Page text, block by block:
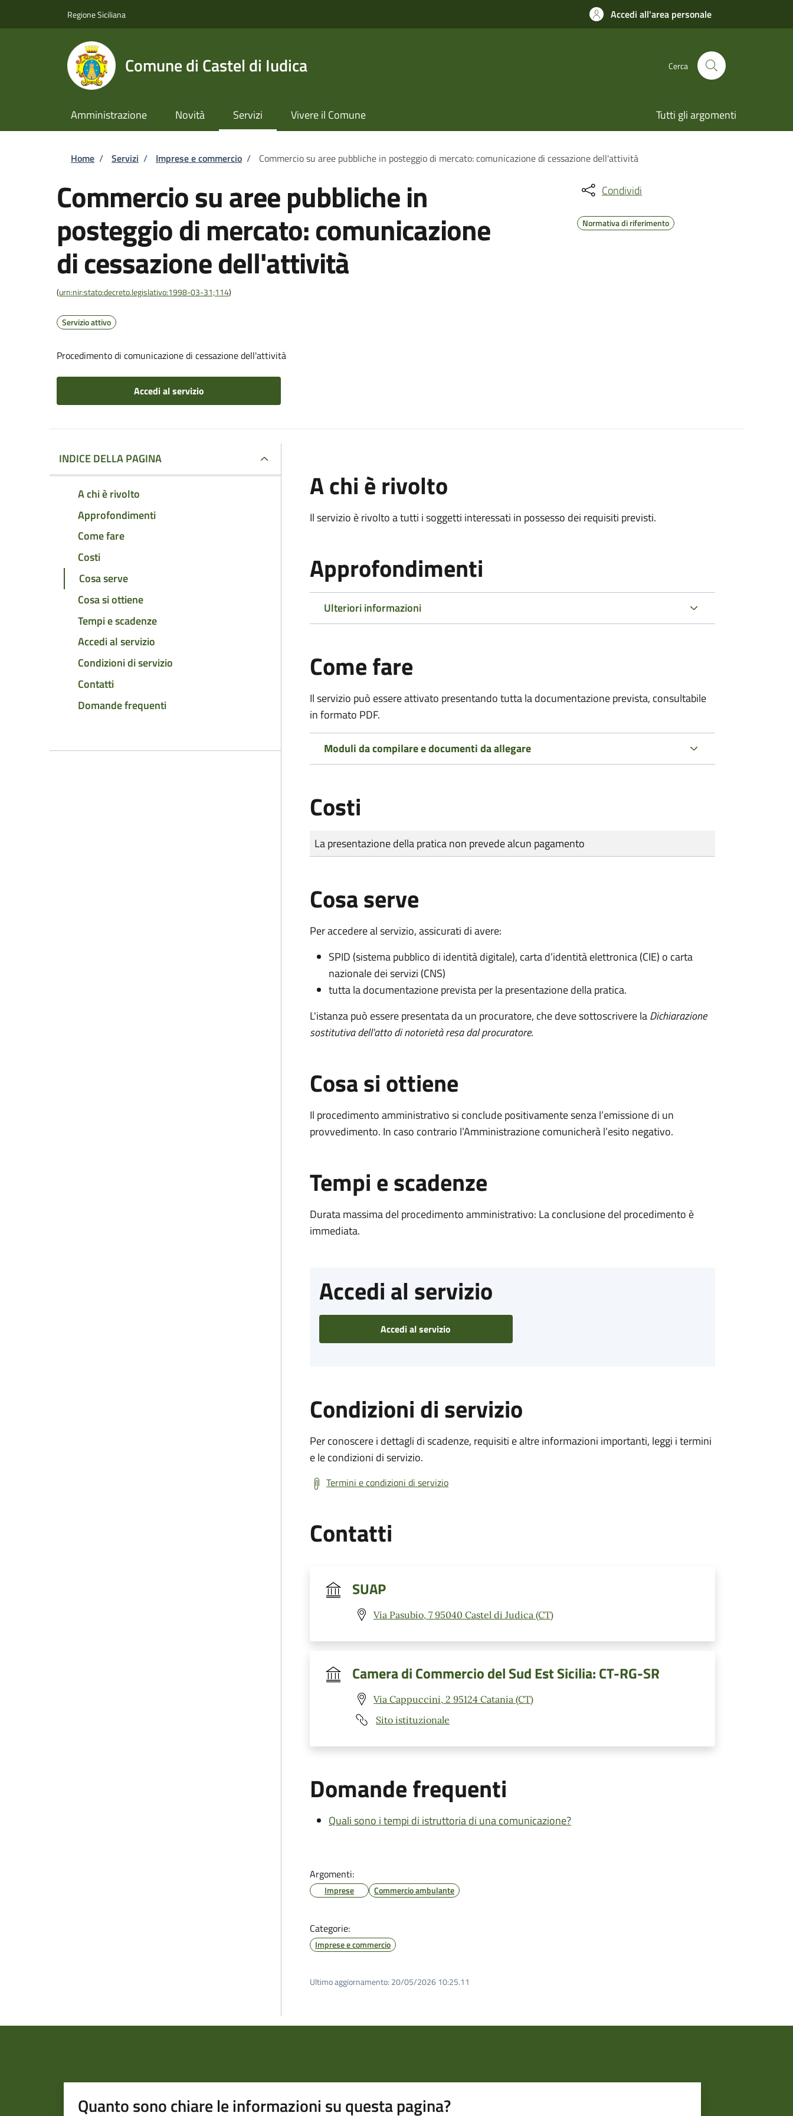
Regione Siciliana Accedi all'area personale
Comune di Castel di Iudica Cerca
Amministrazione Novità Servizi Vivere il Comune Tutti gli argomenti
Briciole di pane
Home / Servizi / Imprese e commercio / Commercio su aree pubbliche in posteggio di mercato: comunicazione di cessazione dell'attività
Commercio su aree pubbliche in
posteggio di mercato: comunicazione
di cessazione dell'attività
(urn:nir:stato:decreto.legislativo:1998-03-31;114)
Servizio attivo
Procedimento di comunicazione di cessazione dell'attività
Accedi al servizio
Condividi
Normativa di riferimento
INDICE DELLA PAGINA
A chi è rivolto
Approfondimenti
Come fare
Costi
Cosa serve
Cosa si ottiene
Tempi e scadenze
Accedi al servizio
Condizioni di servizio
Contatti
Domande frequenti
A chi è rivolto
Il servizio è rivolto a tutti i soggetti interessati in possesso dei requisiti previsti.
Approfondimenti
Ulteriori informazioni
Come fare
Il servizio può essere attivato presentando tutta la documentazione prevista, consultabile
in formato PDF.
Moduli da compilare e documenti da allegare
Costi
Tipo di pagamento
Importo
La presentazione della pratica non prevede alcun pagamento
Cosa serve
Per accedere al servizio, assicurati di avere:
SPID (sistema pubblico di identità digitale), carta d’identità elettronica (CIE) o carta
nazionale dei servizi (CNS)
tutta la documentazione prevista per la presentazione della pratica.
L'istanza può essere presentata da un procuratore, che deve sottoscrivere laDichiarazione
sostitutiva dell'atto di notorietà resa dal procuratore.
Cosa si ottiene
Il procedimento amministrativo si conclude positivamente senza l’emissione di un
provvedimento. In caso contrario l’Amministrazione comunicherà l’esito negativo.
Tempi e scadenze
Durata massima del procedimento amministrativo: La conclusione del procedimento è
immediata.
Accedi al servizio
Accedi al servizio
Condizioni di servizio
Per conoscere i dettagli di scadenze, requisiti e altre informazioni importanti, leggi i termini
e le condizioni di servizio.
Termini e condizioni di servizio
Contatti
SUAP
Via Pasubio, 7 95040 Castel di Judica (CT)
Camera di Commercio del Sud Est Sicilia: CT-RG-SR
Via Cappuccini, 2 95124 Catania (CT)
Sito istituzionale
Domande frequenti
Quali sono i tempi di istruttoria di una comunicazione?
Argomenti:
Imprese Commercio ambulante
Categorie:
Imprese e commercio
Ultimo aggiornamento: 20/05/2026 10:25.11
Quanto sono chiare le informazioni su questa pagina?